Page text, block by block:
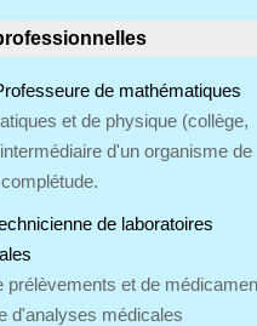
de mathématiques
et de physique (collège,
d'un organisme de
de laboratoires
prélèvements et de
d'analyses médicales